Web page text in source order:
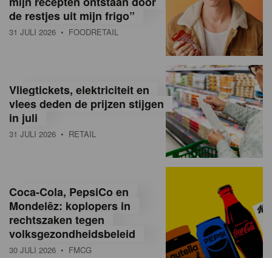
B
e
g
ë
e
a
de restjes uit mijn frigo”
31 JULI 2026 • FOODRETAIL
Vliegtickets, elektriciteit en
vlees deden de prijzen stijgen
in juli
31 JULI 2026 • RETAIL
Coca-Cola, PepsiCo en
Mondelēz: koplopers in
rechtszaken tegen
volksgezondheidsbeleid
30 JULI 2026 • FMCG